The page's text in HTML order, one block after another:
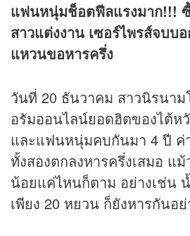
แฟนหนุ่มช็อตฟีลแรงมาก!!!
สาวแต่งงาน เซอร์ไพรส์จบบ
แหวนขอหารครึ่ง
วันที่ 20 ธันวาคม สาวนิรนา
อรัมออนไลน์ยอดฮิตของไต้ห
และแฟนหนุ่มคบกันมา 4 ปี ค่
ทั้งสองตกลงหารครึ่งเสมอ แ
น้อยแค่ไหนก็ตาม อย่างเช่น
เพียง 20 หยวน ก็ยังหารกันอย่